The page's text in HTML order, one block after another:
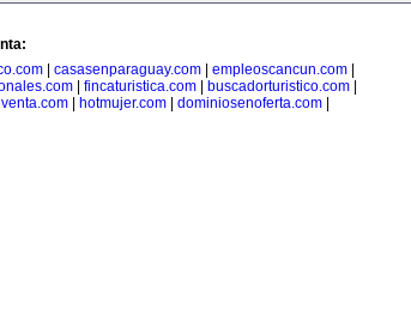
casasenparaguay.com empleoscancun.com
fincaturistica.com buscadorturistico.com
| hotmujer.com| dominiosenoferta.com|